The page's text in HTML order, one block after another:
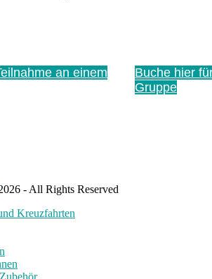
an einem
Buche hier
Gruppe
- All Rights Reserved
Kreuzfahrten